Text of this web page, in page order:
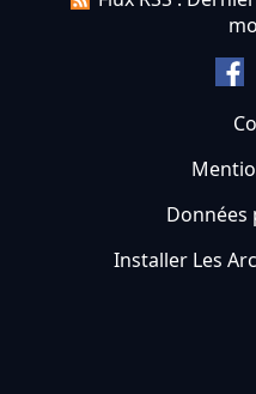
Données
Installer Les